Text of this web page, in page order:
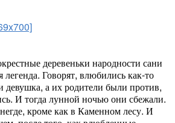
деревеньки народности сани
легенда. Говорят, влюбились как-то
девушка, а их родители были против,
И тогда лунной ночью они сбежали.
кроме как в Каменном лесу. И